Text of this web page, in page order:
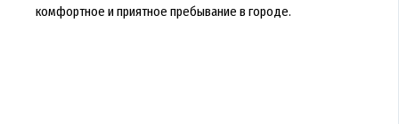
комфортное и приятное пребывание в городе.